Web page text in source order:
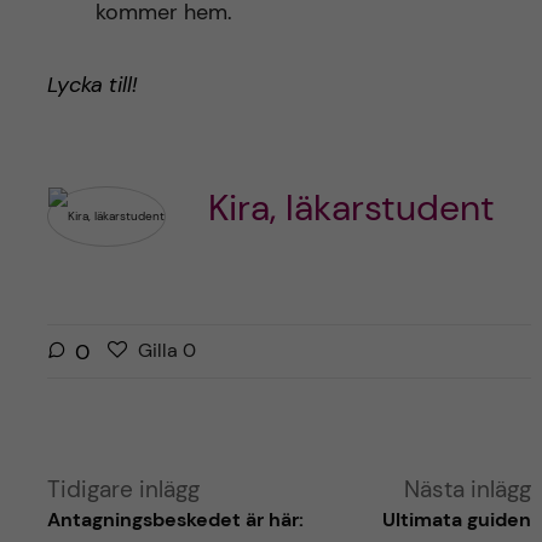
kommer hem.
Lycka till!
Kira, läkarstudent
0
G
a
i
Gilla 0g
r
i
Tidigare inlägg
Antagningsbeskedet är här:
Nästa inlägg
Ultimata guiden